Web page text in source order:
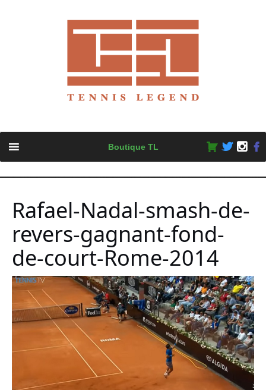
content
Boutique TL
Rafael-Nadal-smash-de-
revers-gagnant-fond-
de-court-Rome-2014